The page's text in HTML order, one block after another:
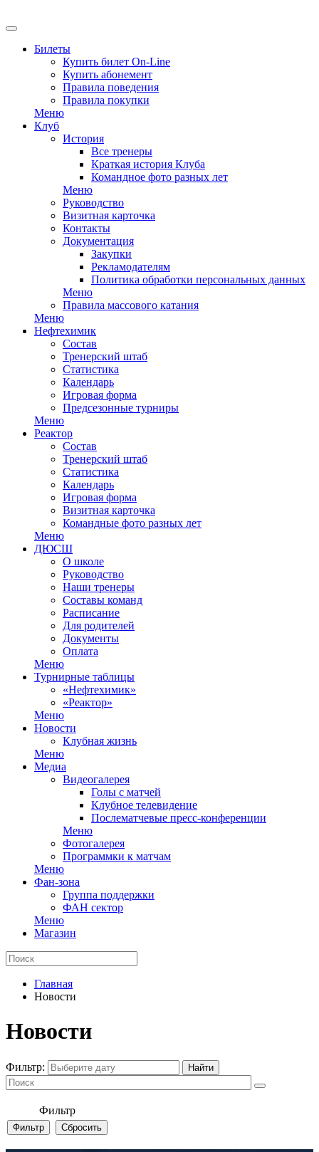
Билеты
Купить билет On-Line
Купить абонемент
Правила поведения
Правила покупки
Меню
Клуб
История
Все тренеры
Краткая история Клуба
Командное фото разных лет
Меню
Руководство
Визитная карточка
Контакты
Документация
Закупки
Рекламодателям
Политика обработки персональных данных
Меню
Правила массового катания
Меню
Нефтехимик
Состав
Тренерский штаб
Статистика
Календарь
Игровая форма
Предсезонные турниры
Меню
Реактор
Состав
Тренерский штаб
Статистика
Календарь
Игровая форма
Визитная карточка
Командные фото разных лет
Меню
ДЮСШ
О школе
Руководство
Наши тренеры
Составы команд
Расписание
Для родителей
Документы
Оплата
Меню
Турнирные таблицы
«Нефтехимик»
«Реактор»
Меню
Новости
Клубная жизнь
Меню
Медиа
Видеогалерея
Голы с матчей
Клубное телевидение
Послематчевые пресс-конференции
Меню
Фотогалерея
Программки к матчам
Меню
Фан-зона
Группа поддержки
ФАН сектор
Меню
Магазин
Главная
Новости
Новости
Фильтр:
Фильтр